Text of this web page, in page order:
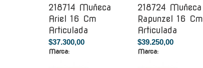
218714 Muñeca
Ariel 16 Cm
Articulada
$37.300,00
Marca:
218724 Muñeca
Rapunzel 16 Cm
Articulada
$39.250,00
Marca: